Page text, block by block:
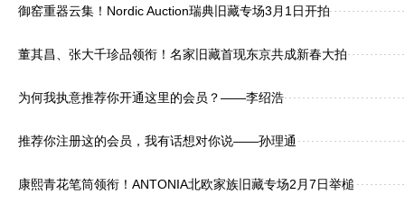
御窑重器云集！Nordic Auction瑞典旧藏专场3月1日开拍
董其昌、张大千珍品领衔！名家旧藏首现东京共成新春大拍
为何我执意推荐你开通这里的会员？——李绍浩
推荐你注册这的会员，我有话想对你说——孙理通
康熙青花笔筒领衔！ANTONIA北欧家族旧藏专场2月7日举槌